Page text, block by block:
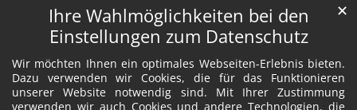
Ihre Wahlmöglichkeiten bei den
Einstellungen zum Datenschutz
Wir möchten Ihnen ein optimales Webseiten-Erlebnis bieten.
Dazu verwenden wir Cookies, die für das Funktionieren
unserer Website notwendig sind. Mit Ihrer Zustimmung
verwenden wir auch Cookies und andere Technologien, die
✕